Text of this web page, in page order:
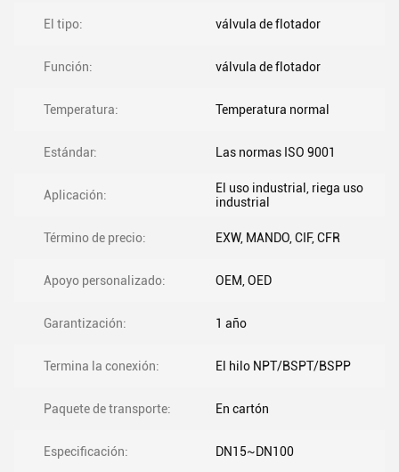
El tipo: válvula de flotador
Función: válvula de flotador
Temperatura: Temperatura normal
Estándar: Las normas ISO 9001
Aplicación:
El uso industrial, riega uso
industrial
Término de precio: EXW, MANDO, CIF, CFR
Apoyo personalizado: OEM, OED
Garantización: 1 año
Termina la conexión: El hilo NPT/BSPT/BSPP
Paquete de transporte: En cartón
Especificación: DN15~DN100